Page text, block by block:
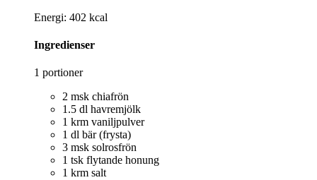
Energi: 402 kcal
Ingredienser
1 portioner
2 msk chiafrön
1.5 dl havremjölk
1 krm vaniljpulver
1 dl bär (frysta)
3 msk solrosfrön
1 tsk flytande honung
1 krm salt